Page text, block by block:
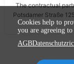
The contractual
Potsdamer Straße
Cookies help to
you are agreeing
AGB